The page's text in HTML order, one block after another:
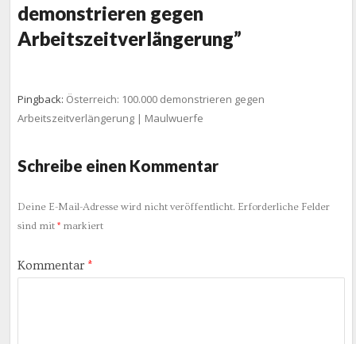
demonstrieren gegen
Arbeitszeitverlängerung”
Pingback: Österreich: 100.000 demonstrieren gegen
Arbeitszeitverlängerung | Maulwuerfe
Schreibe einen Kommentar
Deine E-Mail-Adresse wird nicht veröffentlicht. Erforderliche Felder
sind mit *markiert
Kommentar *